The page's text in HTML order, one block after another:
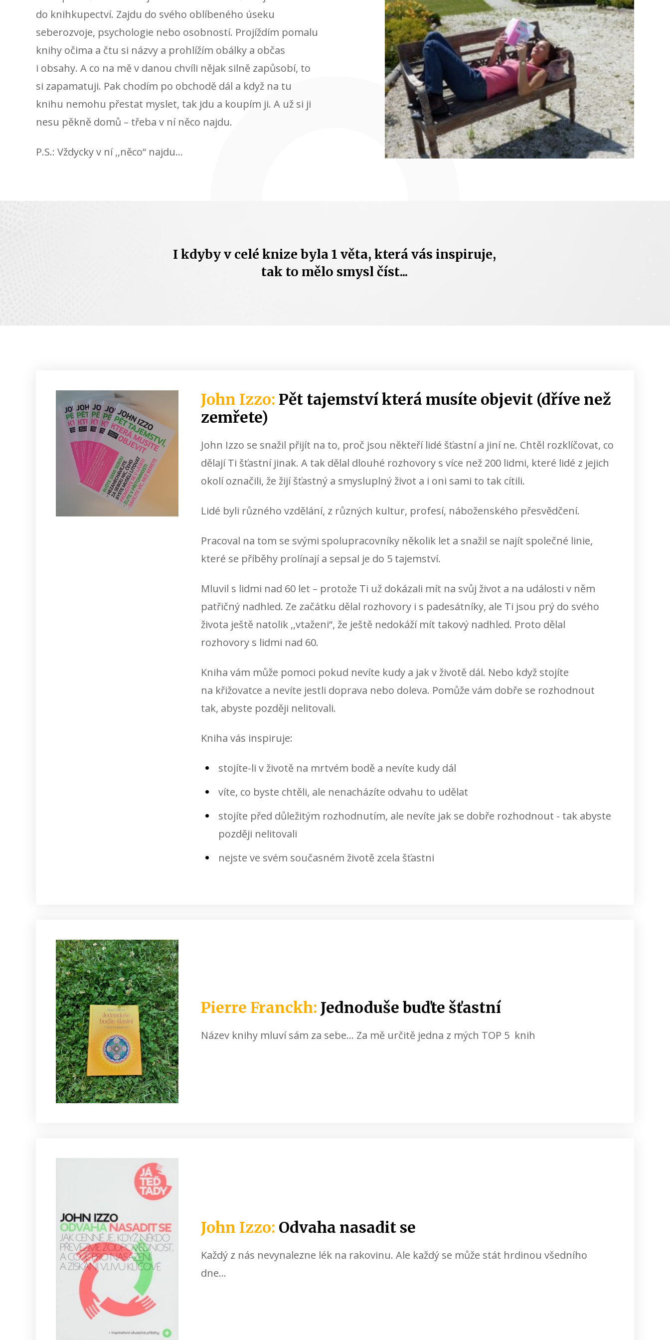
do knihkupectví. Zajdu do svého oblíbeného úseku
seberozvoje, psychologie nebo osobností. Projíždím pomalu
knihy očima a čtu si názvy a prohlížím obálky a občas
i obsahy. A co na mě v danou chvíli nějak silně zapůsobí, to
si zapamatuji. Pak chodím po obchodě dál a když na tu
knihu nemohu přestat myslet, tak jdu a koupím ji. A už si ji
nesu pěkně domů – třeba v ní něco najdu.
P.S.: Vždycky v ní ,,něco“ najdu...
I kdyby v celé knize byla 1 věta, která vás inspiruje,
tak to mělo smysl číst...
John Izzo: Pět tajemství která musíte objevit (dříve než
zemřete)
John Izzo se snažil přijít na to, proč jsou někteří lidé šťastní a jiní ne. Chtěl rozklíčovat, co
dělají Ti šťastní jinak. A tak dělal dlouhé rozhovory s více než 200 lidmi, které lidé z jejich
okolí označili, že žijí šťastný a smysluplný život a i oni sami to tak cítili.
Lidé byli různého vzdělání, z různých kultur, profesí, náboženského přesvědčení.
Pracoval na tom se svými spolupracovníky několik let a snažil se najít společné linie,
které se příběhy prolínají a sepsal je do 5 tajemství.
Mluvil s lidmi nad 60 let – protože Ti už dokázali mít na svůj život a na události v něm
patřičný nadhled. Ze začátku dělal rozhovory i s padesátníky, ale Ti jsou prý do svého
života ještě natolik ,,vtaženi“, že ještě nedokáží mít takový nadhled. Proto dělal
rozhovory s lidmi nad 60.
Kniha vám může pomoci pokud nevíte kudy a jak v životě dál. Nebo když stojíte
na křižovatce a nevíte jestli doprava nebo doleva. Pomůže vám dobře se rozhodnout
tak, abyste později nelitovali.
Kniha vás inspiruje:
stojíte-li v životě na mrtvém bodě a nevíte kudy dál
víte, co byste chtěli, ale nenacházíte odvahu to udělat
stojíte před důležitým rozhodnutím, ale nevíte jak se dobře rozhodnout - tak abyste
později nelitovali
nejste ve svém současném životě zcela šťastni
Pierre Franckh: Jednoduše buďte šťastní
Název knihy mluví sám za sebe... Za mě určitě jedna z mých TOP 5 knih
John Izzo: Odvaha nasadit se
Každý z nás nevynalezne lék na rakovinu. Ale každý se může stát hrdinou všedního
dne...